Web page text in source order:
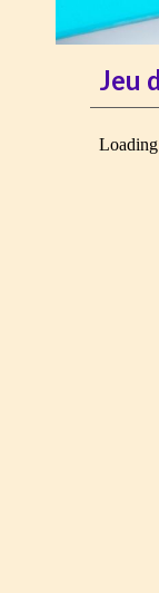
Jeu